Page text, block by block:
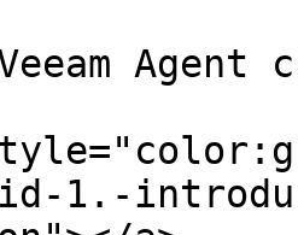
Agent
1.-